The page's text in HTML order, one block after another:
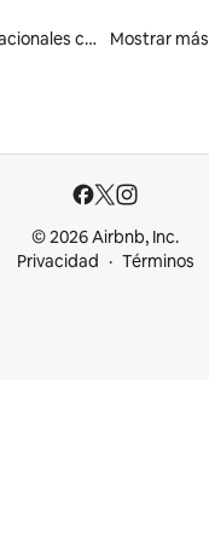
Alojamientos vacacionales con entrada y salida de pistas de esquí
Mostrar más
© 2026 Airbnb, Inc.
Privacidad
Términos